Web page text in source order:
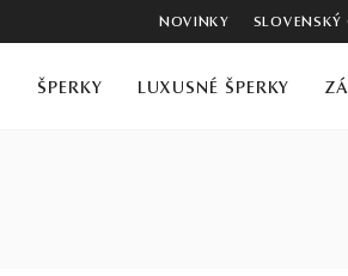
NOVINKY SLOVENSKÝ
ŠPERKY LUXUSNÉ ŠPERKY